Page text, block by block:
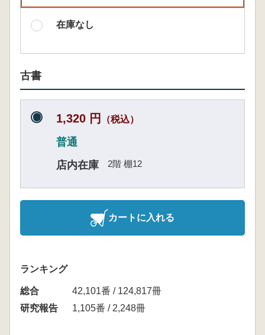
在庫なし
古書
1,320 円 （税込）
普通
店内在庫
2階 棚12
カートに入れる
ランキング
総合
42,101番 / 124,817冊
研究報告
1,105番 / 2,248冊